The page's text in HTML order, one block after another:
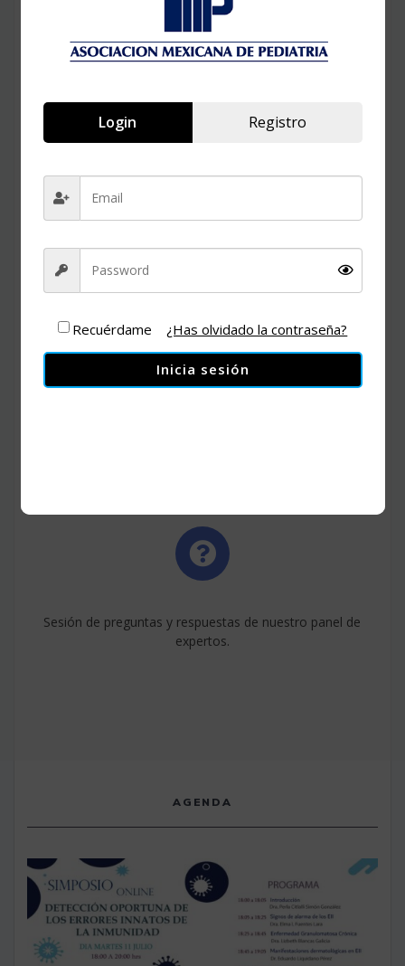
Evento online que será presentado en vivo por todos los
Nuestros expositores les darán toda la información sobre
Sesión de preguntas y respuestas de nuestro panel de
expertos.
AGENDA
Login Registro
Recuérdame ¿Has olvidado la contraseña?
Inicia sesión